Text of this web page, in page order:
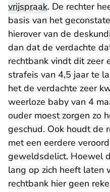
vrijspraak. De rechter
basis van het
hierover van de
dan dat de verdachte
rechtbank vindt dit zeer
strafeis van 4,5 jaar te
het de verdachte zeer
weerloze baby van 4
ouder moest zorgen zo
geschud. Ook houdt de
met een eerdere
geweldsdelict. Hoewel
lang op zich heeft laten
rechtbank hier geen